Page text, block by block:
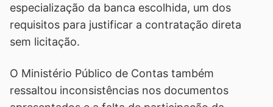
especialização da banca escolhida, um dos
requisitos para justificar a contratação direta
sem licitação.
O Ministério Público de Contas também
ressaltou inconsistências nos documentos